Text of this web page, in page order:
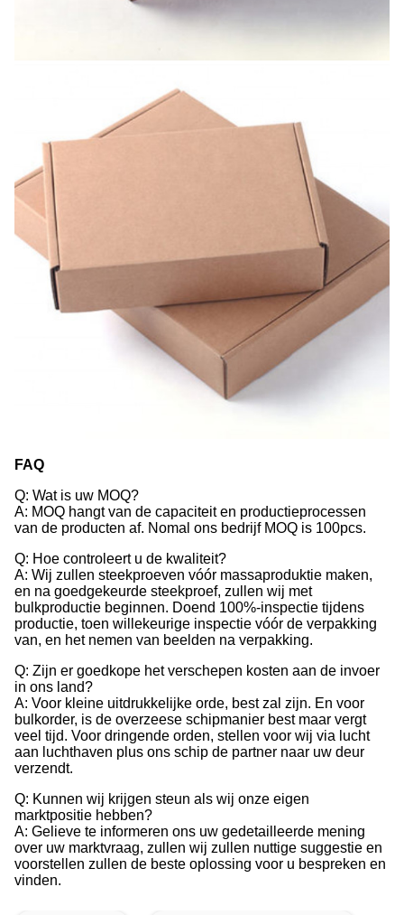
FAQ
Q: Wat is uw MOQ?
A: MOQ hangt van de capaciteit en productieprocessen
van de producten af. Nomal ons bedrijf MOQ is 100pcs.
Q: Hoe controleert u de kwaliteit?
A: Wij zullen steekproeven vóór massaproduktie maken,
en na goedgekeurde steekproef, zullen wij met
bulkproductie beginnen. Doend 100%-inspectie tijdens
productie, toen willekeurige inspectie vóór de verpakking
van, en het nemen van beelden na verpakking.
Q: Zijn er goedkope het verschepen kosten aan de invoer
in ons land?
A: Voor kleine uitdrukkelijke orde, best zal zijn. En voor
bulkorder, is de overzeese schipmanier best maar vergt
veel tijd. Voor dringende orden, stellen voor wij via lucht
aan luchthaven plus ons schip de partner naar uw deur
verzendt.
Q: Kunnen wij krijgen steun als wij onze eigen
marktpositie hebben?
A: Gelieve te informeren ons uw gedetailleerde mening
over uw marktvraag, zullen wij zullen nuttige suggestie en
voorstellen zullen de beste oplossing voor u bespreken en
vinden.